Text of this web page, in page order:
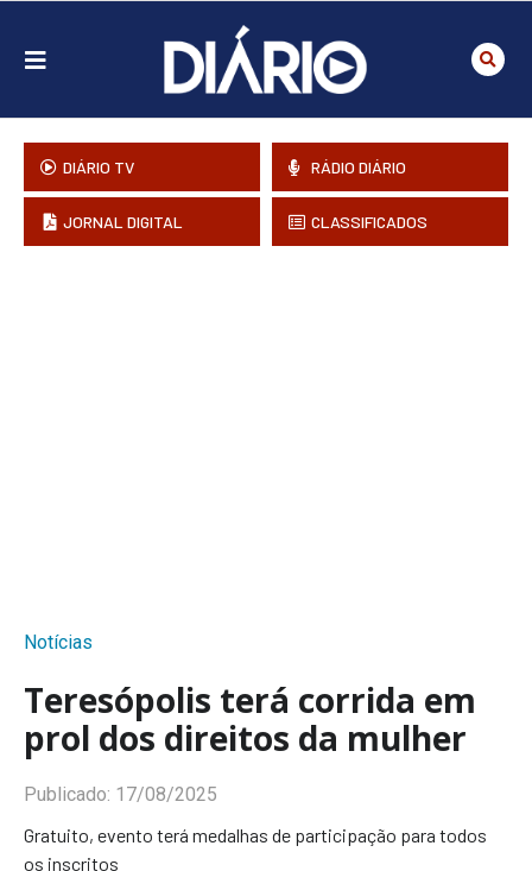
DIÁRIO TV RÁDIO DIÁRIO
JORNAL DIGITAL CLASSIFICADOS
Notícias
Teresópolis terá corrida em
prol dos direitos da mulher
Publicado: 17/08/2025
Gratuito, evento terá medalhas de participação para todos
os inscritos